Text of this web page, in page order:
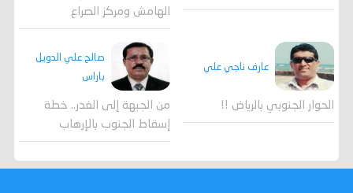
الهامش ومركز الصراع
عارف ناجي علي
الحوار الجنوبي بالرياض !!
صالح علي الدويل
باراس
من الجبهة إلى الغدر.. خطة
إسقاط الجنوب بالإرهاب